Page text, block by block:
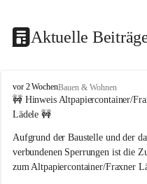
Aktuelle
F
r
a
e
r
n
vor 2 WochenBauen & Wohnen
🚧 Hinweis Altpapiercontainer/
Lädele 🚧
Aufgrund der Baustelle und der
verbundenen Sperrungen ist die
zum Altpapiercontainer/Fraxner